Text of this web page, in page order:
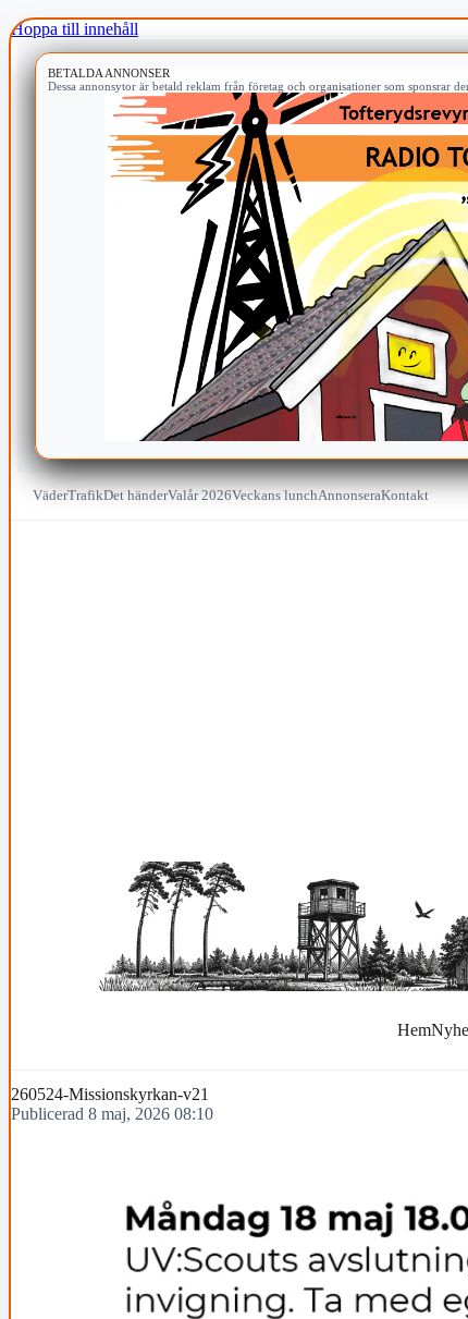
Hoppa till innehåll
BETALDA ANNONSER
Dessa annonsytor är betald reklam från företag och organisationer som sponsrar
VäderTrafikDet händerValår 2026Veckans lunchAnnonseraKontakt
Hem
260524-Missionskyrkan-v21
Publicerad 8 maj, 2026 08:10